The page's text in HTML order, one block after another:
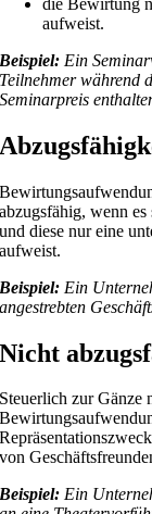
aufweist.
Beispiel: Ein
Teilnehmer während
Seminarpreis
abzugsfähig, wenn
und diese nur eine
aufweist.
Beispiel: Ein
angestrebten
Nicht
Steuerlich zur Gänze
von
Beispiel:Ein